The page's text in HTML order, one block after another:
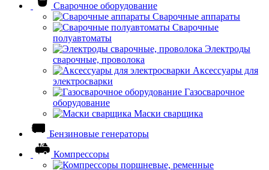
Сварочное оборудование
Сварочные аппараты
Сварочные
полуавтоматы
Электроды
сварочные, проволока
Аксессуары для
электросварки
Газосварочное
оборудование
Маски сварщика
Бензиновые генераторы
Компрессоры